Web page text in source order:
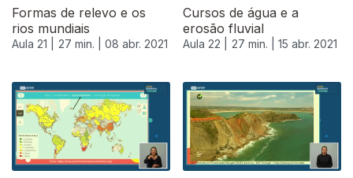
Formas de relevo e os
rios mundiais
Aula 21 | 27 min. | 08 abr. 2021
Cursos de água e a
erosão fluvial
Aula 22 | 27 min. | 15 abr. 2021
540384